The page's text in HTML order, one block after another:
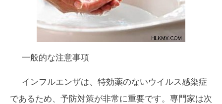
一般的な注意事項
インフルエンザは、特効薬のないウイルス感染症
であるため、予防対策が非常に重要です。専門家は次